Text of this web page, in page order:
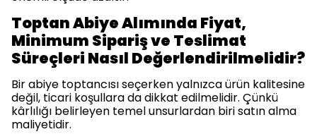
Toptan Abiye Alımında Fiyat,
Minimum Sipariş ve Teslimat
Süreçleri Nasıl Değerlendirilmelidir?
Bir abiye toptancısı seçerken yalnızca ürün kalitesine
değil, ticari koşullara da dikkat edilmelidir. Çünkü
kârlılığı belirleyen temel unsurlardan biri satın alma
maliyetidir.